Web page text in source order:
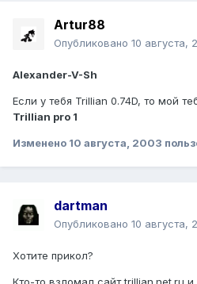
Artur88
Опубликовано 10 августа,
Alexander-V-Sh
Если у тебя Trillian 0.74D, то мой
Trillian pro 1
Изменено 10 августа, 2003
dartman
Опубликовано 10 августа,
Хотите прикол?